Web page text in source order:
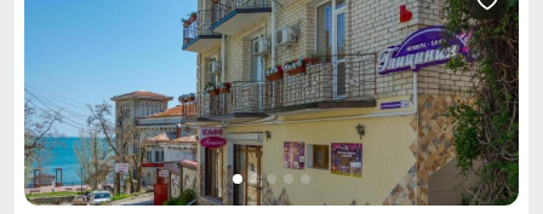
Хочешь дешевле? Оставь почту и получи
промокод на первое бронирование!
Получить промокод